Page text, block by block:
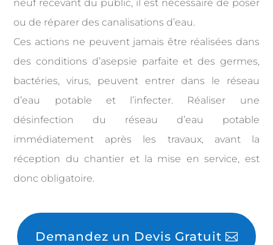
neuf recevant du public, il est nécessaire de poser
ou de réparer des canalisations d’eau.
Ces actions ne peuvent jamais être réalisées dans
des conditions d’asepsie parfaite et des germes,
bactéries, virus, peuvent entrer dans le réseau
d’eau potable et l’infecter. Réaliser une
désinfection du réseau d’eau potable
immédiatement après les travaux, avant la
réception du chantier et la mise en service, est
donc obligatoire.
Demandez un Devis Gratuit